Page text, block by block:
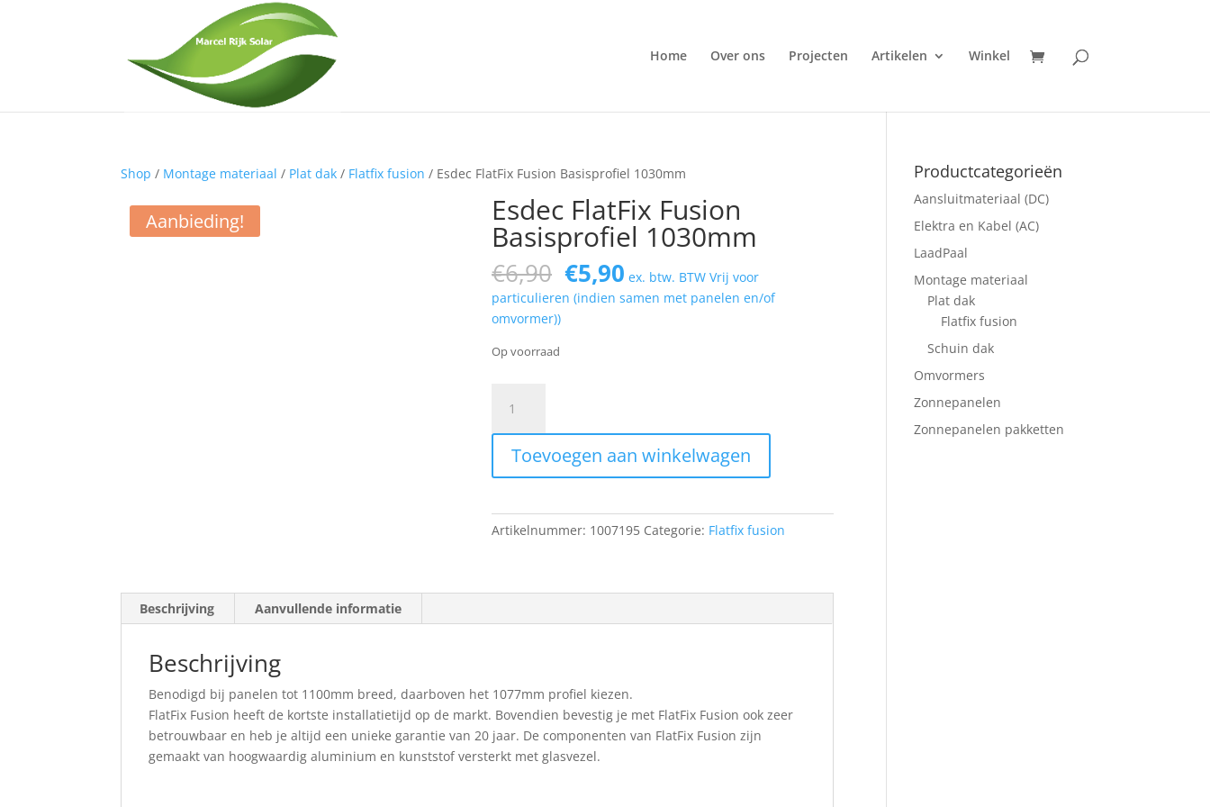
Home Over ons Projecten Artikelen Winkel
Shop / Montage materiaal / Plat dak / Flatfix fusion / Esdec FlatFix Fusion Basisprofiel 1030mm
Aanbieding! Esdec FlatFix Fusion
Basisprofiel 1030mm
€6,90 Oorspronkelijke
prijs
was:
€5,90Huidige
prijs
is:
ex. btw. BTW Vrij voor
particulieren (indien samen met panelen en/of
omvormer))
Op voorraad
FlatFix
Fusion
Basisprofiel
1030mm
Toevoegen aan winkelwagen
Artikelnummer: 1007195 Categorie: Flatfix fusion
Beschrijving Aanvullende informatie
Beschrijving
Benodigd bij panelen tot 1100mm breed, daarboven het 1077mm profiel kiezen.
FlatFix Fusion heeft de kortste installatietijd op de markt. Bovendien bevestig je met FlatFix Fusion ook zeer
betrouwbaar en heb je altijd een unieke garantie van 20 jaar. De componenten van FlatFix Fusion zijn
gemaakt van hoogwaardig aluminium en kunststof versterkt met glasvezel.
Productcategorieën
Aansluitmateriaal (DC)
Elektra en Kabel (AC)
LaadPaal
Montage materiaal
Plat dak
Flatfix fusion
Schuin dak
Omvormers
Zonnepanelen
Zonnepanelen pakketten